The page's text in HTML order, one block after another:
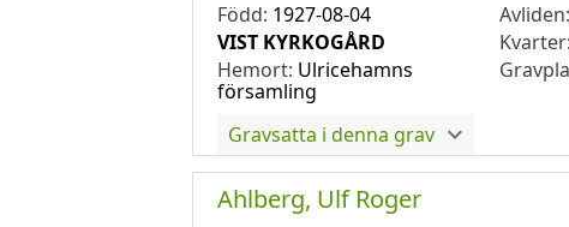
Född: 1927-08-04
VIST KYRKOGÅRD
Hemort: Ulricehamns
församling
Gravsatta i denna grav
Ahlberg, Ulf Roger